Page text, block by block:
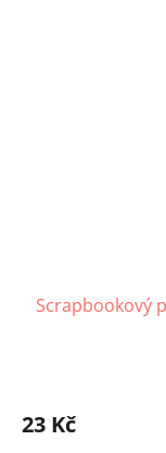
Scrapbookový
23 Kč